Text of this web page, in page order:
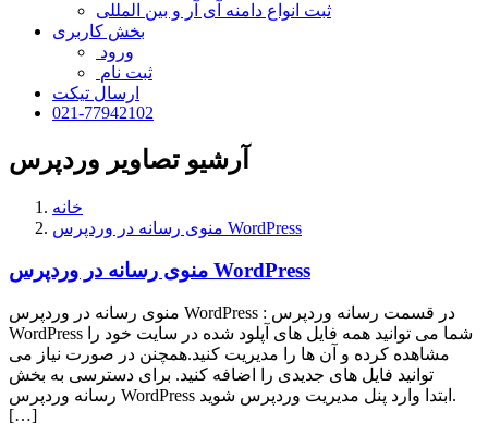
ثبت انواع دامنه آی آر و بین المللی
بخش کاربری
ورود
ثبت نام
ارسال تیکت
021-77942102
آرشیو تصاویر وردپرس
خانه
منوی رسانه در وردپرس WordPress
منوی رسانه در وردپرس WordPress
منوی رسانه در وردپرس WordPress : در قسمت رسانه وردپرس
WordPress شما می توانید همه فایل های آپلود شده در سایت خود را
مشاهده کرده و آن ها را مدیریت کنید.همچنن در صورت نیاز می
توانید فایل های جدیدی را اضافه کنید. برای دسترسی به بخش
رسانه وردپرس WordPress ابتدا وارد پنل مدیریت وردپرس شوید.
[…]